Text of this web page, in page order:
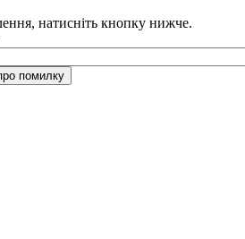
натисніть кнопку нижче.